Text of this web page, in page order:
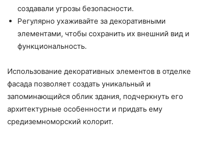
создавали угрозы безопасности.
Регулярно ухаживайте за декоративными
элементами, чтобы сохранить их внешний вид и
функциональность.
Использование декоративных элементов в отделке
фасада позволяет создать уникальный и
запоминающийся облик здания, подчеркнуть его
архитектурные особенности и придать ему
средиземноморский колорит.